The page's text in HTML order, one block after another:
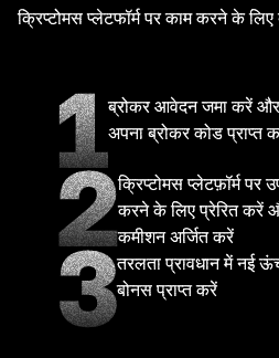
क्रिप्टोमस प्लेटफॉर्म पर काम करने के
ब्रोकर आवेदन जमा करें
अपना ब्रोकर कोड प्राप्त
क्रिप्टोमस प्लेटफ़ॉर्म पर
करने के लिए प्रेरित करें
कमीशन अर्जित करें
तरलता प्रावधान में नई
बोनस प्राप्त करें